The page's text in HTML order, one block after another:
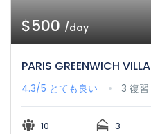
$500/day
PARIS GREENWICH VILLA
4.3/5 とても良い 3 復習
10 3